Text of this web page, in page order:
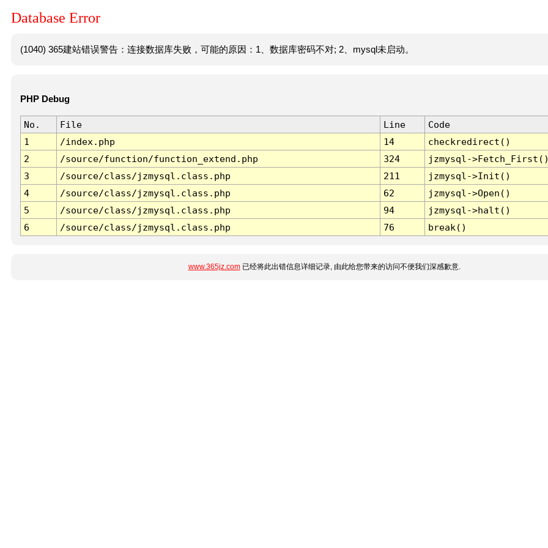
Database Error
(1040) 365建站错误警告：连接数据库失败，可能的原因：1、数据库密码不对; 2、mysql未启动。
PHP Debug
No. File Line
Code
1
/index.php 14
checkredirect()
2
/source/function/function_extend.php 324
jzmysql-
3
/source/class/jzmysql.class.php 211
jzmysql->Init()
4
/source/class/jzmysql.class.php 62
jzmysql->Open()
5
/source/class/jzmysql.class.php 94
jzmysql->halt()
6
/source/class/jzmysql.class.php 76 break()
www.365jz.com已经将此出错信息详细记录, 由此给您带来的访问不便我们深感歉意.